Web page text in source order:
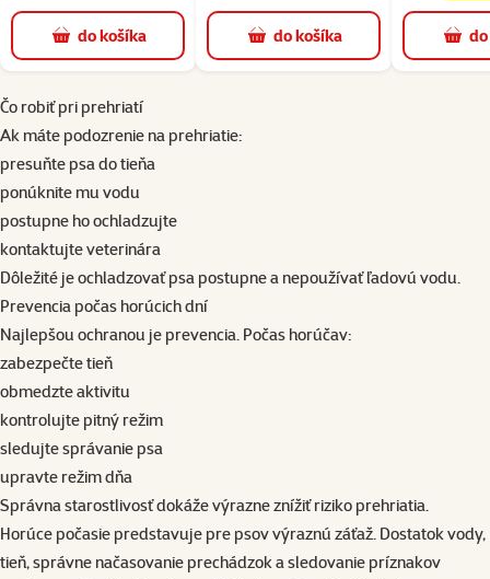
do košíka do košíka
Čo robiť pri prehriatí
Ak máte podozrenie na prehriatie:
presuňte psa do tieňa
ponúknite mu vodu
postupne ho ochladzujte
kontaktujte veterinára
Dôležité je ochladzovať psa postupne a nepoužívať ľadovú vodu.
Prevencia počas horúcich dní
Najlepšou ochranou je prevencia. Počas horúčav:
zabezpečte tieň
obmedzte aktivitu
kontrolujte pitný režim
sledujte správanie psa
upravte režim dňa
Správna starostlivosť dokáže výrazne znížiť riziko prehriatia.
Horúce počasie predstavuje pre psov výraznú záťaž. Dostatok vody,
tieň, správne načasovanie prechádzok a sledovanie príznakov